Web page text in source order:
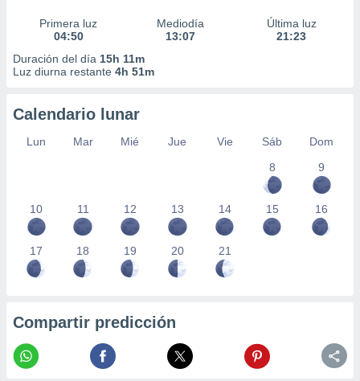
Primera luz
04:50
Mediodía
13:07
Última luz
21:23
Duración del día 15h 11m
Luz diurna restante 4h 51m
Calendario lunar
Lun Mar Mié Jue Vie Sáb
Dom
8
9
10 11 12 13 14 15 16
17 18 19 20 21
Compartir predicción